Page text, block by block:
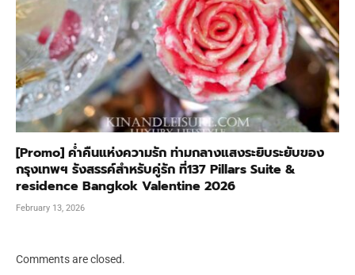
[Promo] ค่ำคืนแห่งความรัก ท่ามกลางแสงระยิบระยับของ
กรุงเทพฯ รังสรรค์สำหรับคู่รัก ที่137 Pillars Suite &
residence Bangkok Valentine 2026
February 13, 2026
Comments are closed.